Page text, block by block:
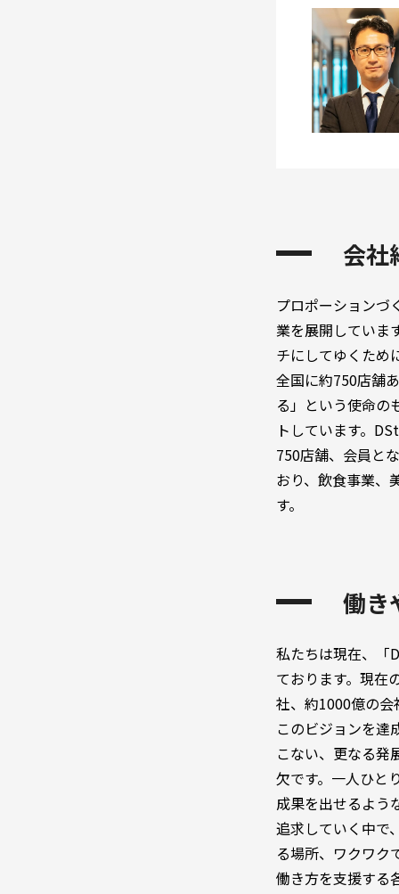
会社
プロポーションづ
業を展開していま
チにしてゆくため
全国に約750店舗
る」という使命の
トしています。
750店舗、会員と
おり、飲食事業、
す。
働き
私たちは現在、「
ております。現在
社、約1000億の会
このビジョンを達
こない、更なる発
欠です。一人ひと
成果を出せるよう
追求していく中で
る場所、ワクワク
働き方を支援する